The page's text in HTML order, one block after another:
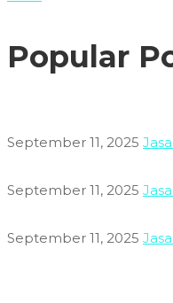
Popular
September 11, 2025
September 11, 2025
September 11, 2025